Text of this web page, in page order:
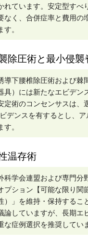
れています。安定型すべ
なく、合併症率と費用の
。
除圧術と最小侵
下腰椎除圧術および棘
具）には新たなエビデン
定術のコンセンサスは、
デンスを有するとし、
。
温存術
学会連盟および専門分
プション【可能な限り関
）」を維持・保持するこ
論していますが、長期エ
な症例選択を推奨してい